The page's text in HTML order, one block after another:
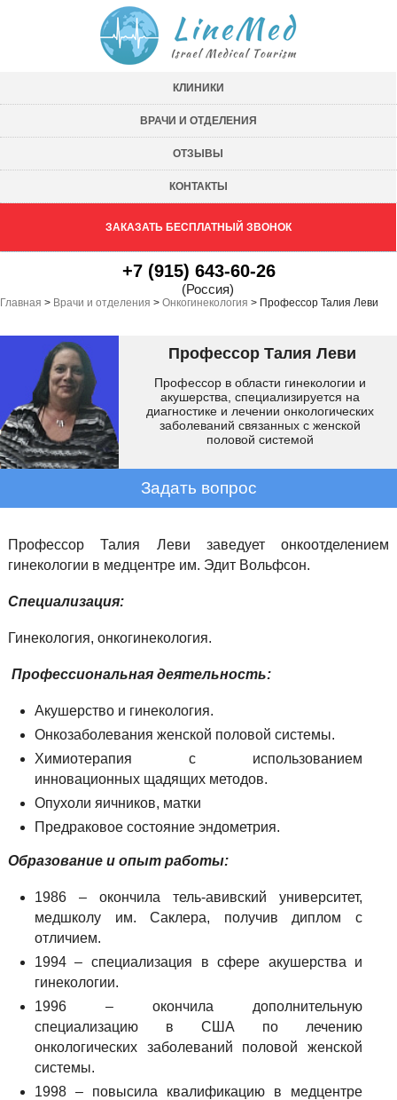
КЛИНИКИ
ВРАЧИ И ОТДЕЛЕНИЯ
ОТЗЫВЫ
КОНТАКТЫ
ЗАКАЗАТЬ БЕСПЛАТНЫЙ ЗВОНОК
+7 (915) 643-60-26
(Россия)
Главная > Врачи и отделения > Онкогинекология > Профессор Талия Леви
Профессор Талия Леви
Профессор в области гинекологии и
акушерства, специализируется на
диагностике и лечении онкологических
заболеваний связанных с женской
половой системой
Задать вопрос
Профессор Талия Леви заведует онкоотделением
гинекологии в медцентре им. Эдит Вольфсон.
Специализация:
Гинекология, онкогинекология.
Профессиональная деятельность:
Акушерство и гинекология.
Онкозаболевания женской половой системы.
Химиотерапия с использованием
инновационных щадящих методов.
Опухоли яичников, матки
Предраковое состояние эндометрия.
Образование и опыт работы:
1986 – окончила тель-авивский университет,
медшколу им. Саклера, получив диплом с
отличием.
1994 – специализация в сфере акушерства и
гинекологии.
1996 – окончила дополнительную
специализацию в США по лечению
онкологических заболеваний половой женской
системы.
1998 – повысила квалификацию в медцентре